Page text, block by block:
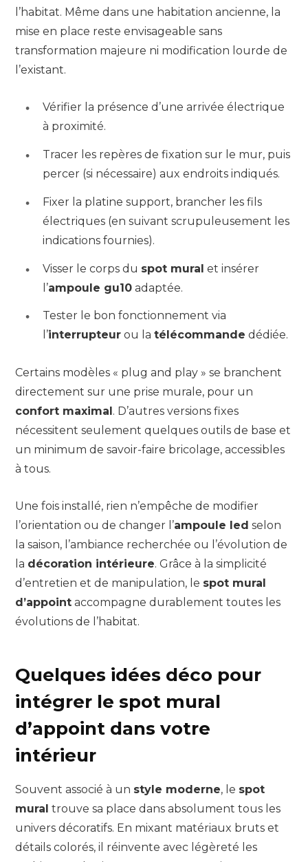
l’habitat. Même dans une habitation ancienne, la
mise en place reste envisageable sans
transformation majeure ni modification lourde de
l’existant.
Vérifier la présence d’une arrivée électrique
à proximité.
Tracer les repères de fixation sur le mur, puis
percer (si nécessaire) aux endroits indiqués.
Fixer la platine support, brancher les fils
électriques (en suivant scrupuleusement les
indications fournies).
Visser le corps du spot mural et insérer
l’ampoule gu10 adaptée.
Tester le bon fonctionnement via
l’interrupteur ou la télécommande dédiée.
Certains modèles « plug and play » se branchent
directement sur une prise murale, pour un
confort maximal. D’autres versions fixes
nécessitent seulement quelques outils de base et
un minimum de savoir-faire bricolage, accessibles
à tous.
Une fois installé, rien n’empêche de modifier
l’orientation ou de changer l’ampoule led selon
la saison, l’ambiance recherchée ou l’évolution de
la décoration intérieure. Grâce à la simplicité
d’entretien et de manipulation, le spot mural
d’appoint accompagne durablement toutes les
évolutions de l’habitat.
Quelques idées déco pour
intégrer le spot mural
d’appoint dans votre
intérieur
Souvent associé à un style moderne, le spot
mural trouve sa place dans absolument tous les
univers décoratifs. En mixant matériaux bruts et
détails colorés, il réinvente avec légèreté les